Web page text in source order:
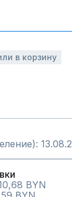
в корзину
BYN